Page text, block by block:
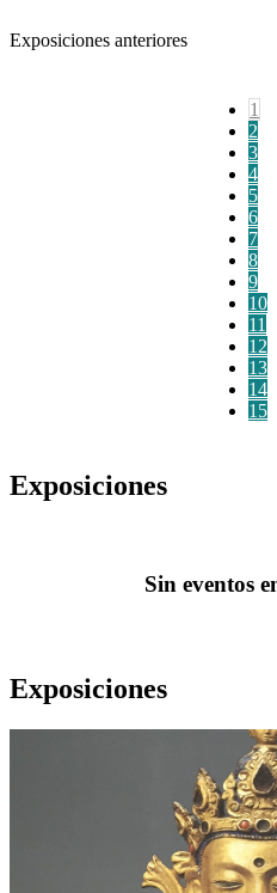
Exposiciones anteriores
1
2
3
4
5
6
7
8
9
10
11
12
13
14
15
Exposiciones
Sin eventos
Exposiciones